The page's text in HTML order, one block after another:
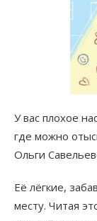
У вас плохое
где можно
Ольги
Её лёгкие,
месту. Читая